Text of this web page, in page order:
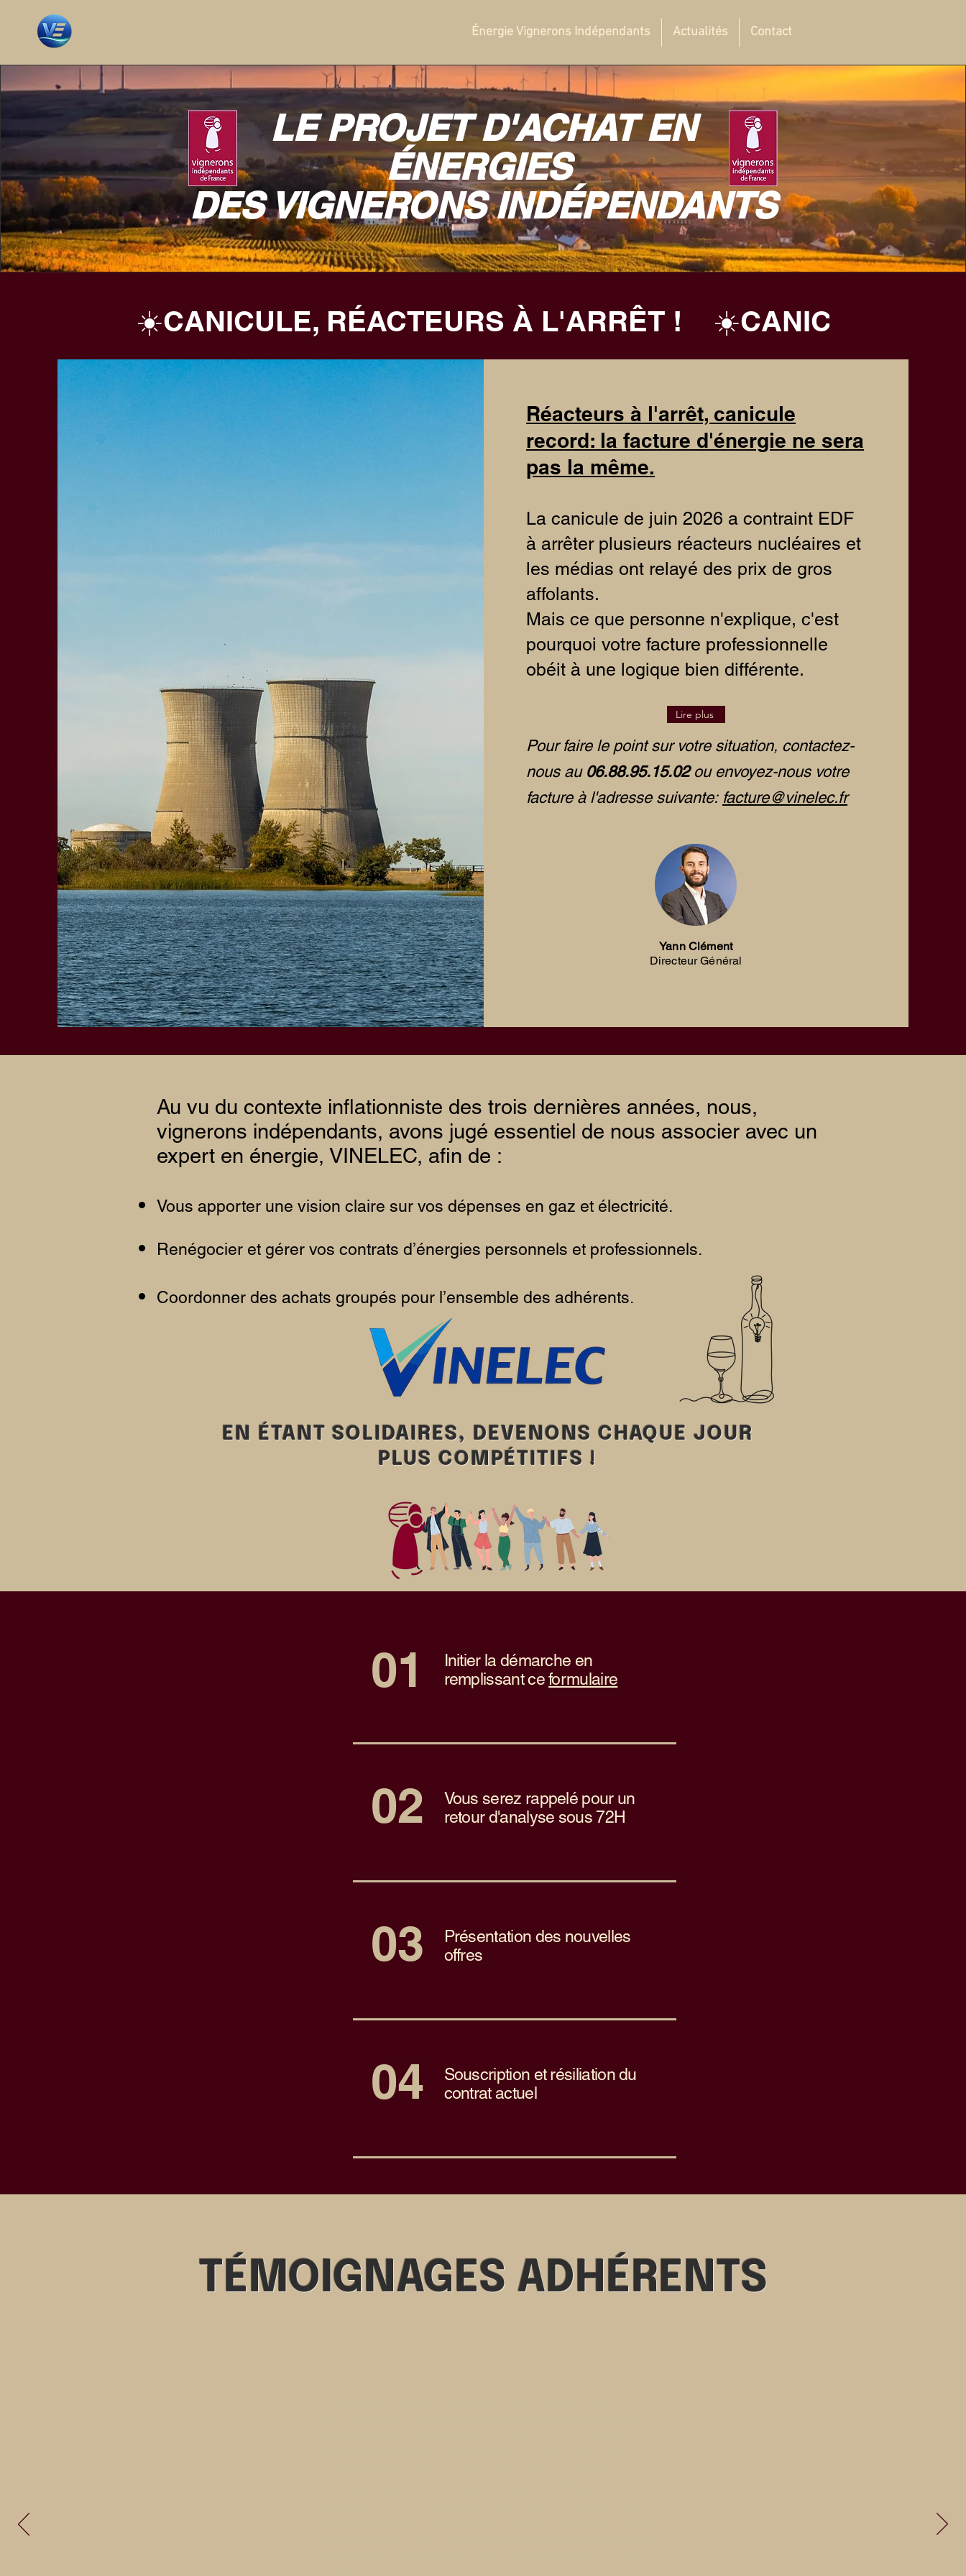
Énergie Vignerons Indépendants Actualités Contact
LE PROJET D'ACHAT EN
ÉNERGIES
DES VIGNERONS INDÉPENDANTS
☀️CANICULE, RÉACTEURS À L'ARRÊT !
Réacteurs à l'arrêt, canicule
record: la facture d'énergie ne sera
pas la même.
La canicule de juin 2026 a contraint EDF
à arrêter plusieurs réacteurs nucléaires et
les médias ont relayé des prix de gros
affolants.
Mais ce que personne n'explique, c'est
pourquoi votre facture professionnelle
obéit à une logique bien différente.
Pour faire le point sur votre situation, contactez-
nous au 06.88.95.15.02ou envoyez-nous votre
facture à l'adresse suivante: facture@vinelec.fr
Lire plus
Yann Clément
Directeur Général
Au vu du contexte inflationniste des trois dernières années, nous,
vignerons indépendants, avons jugé essentiel de nous associer avec un
expert en énergie, VINELEC, afin de :
Vous apporter une vision claire sur vos dépenses en gaz et électricité.
Renégocier et gérer vos contrats d’énergies personnels et professionnels.
Coordonner des achats groupés pour l’ensemble des adhérents.
EN ÉTANT SOLIDAIRES, DEVENONS CHAQUE JOUR
PLUS COMPÉTITIFS !
01
Initier la démarche en
remplissant ceformulaire
02
Vous serez rappelé pour un
retour d'analyse sous 72H
03
Présentation des nouvelles
offres
04
Souscription et résiliation du
contrat actuel
TÉMOIGNAGES ADHÉRENTS